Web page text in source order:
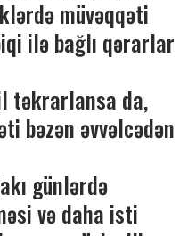
müvəqqəti
ilə bağlı qərarlar
təkrarlansa da,
bəzən əvvəlcədən
günlərdə
və daha isti